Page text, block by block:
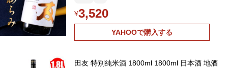
¥3,520
YAHOOで購入する
田友 特別純米酒 1800ml 1800ml 日本酒 地酒